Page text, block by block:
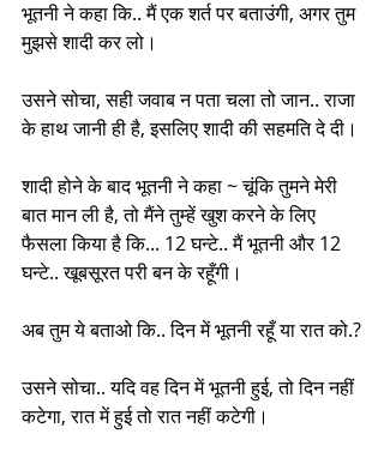
भूतनी ने कहा कि.. मैं एक शर्त पर बताउंगी, अगर तुम
मुझसे शादी कर लो।
उसने सोचा, सही जवाब न पता चला तो जान.. राजा
के हाथ जानी ही है, इसलिए शादी की सहमति दे दी।
शादी होने के बाद भूतनी ने कहा ~ चूंकि तुमने मेरी
बात मान ली है, तो मैंने तुम्हें खुश करने के लिए
फैसला किया है कि... 12 घन्टे.. मैं भूतनी और 12
घन्टे.. खूबसूरत परी बन के रहूँगी।
अब तुम ये बताओ कि.. दिन में भूतनी रहूँ या रात को.?
उसने सोचा.. यदि वह दिन में भूतनी हुई, तो दिन नहीं
कटेगा, रात में हुई तो रात नहीं कटेगी।